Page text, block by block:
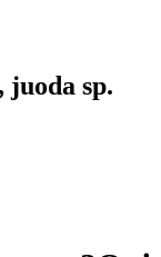
juoda sp.